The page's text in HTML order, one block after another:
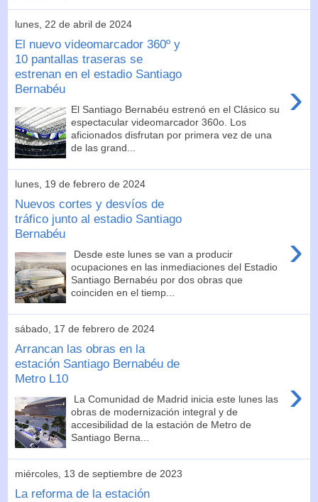
lunes, 22 de abril de 2024
El nuevo videomarcador 360º y
10 pantallas traseras se
estrenan en el estadio Santiago
Bernabéu
›
El Santiago Bernabéu estrenó en el Clásico su
espectacular videomarcador 360o. Los
aficionados disfrutan por primera vez de una
de las grand...
lunes, 19 de febrero de 2024
Nuevos cortes y desvíos de
tráfico junto al estadio Santiago
Bernabéu
›
Desde este lunes se van a producir
ocupaciones en las inmediaciones del Estadio
Santiago Bernabéu por dos obras que
coinciden en el tiemp...
sábado, 17 de febrero de 2024
Arrancan las obras en la
estación Santiago Bernabéu de
Metro L10
›
La Comunidad de Madrid inicia este lunes las
obras de modernización integral y de
accesibilidad de la estación de Metro de
Santiago Berna...
miércoles, 13 de septiembre de 2023
La reforma de la estación